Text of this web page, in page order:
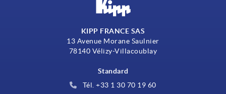
KIPP FRANCE SAS
13 Avenue Morane Saulnier
78140 Vélizy-Villacoublay
Standard
Tél. +33 1 30 70 19 60